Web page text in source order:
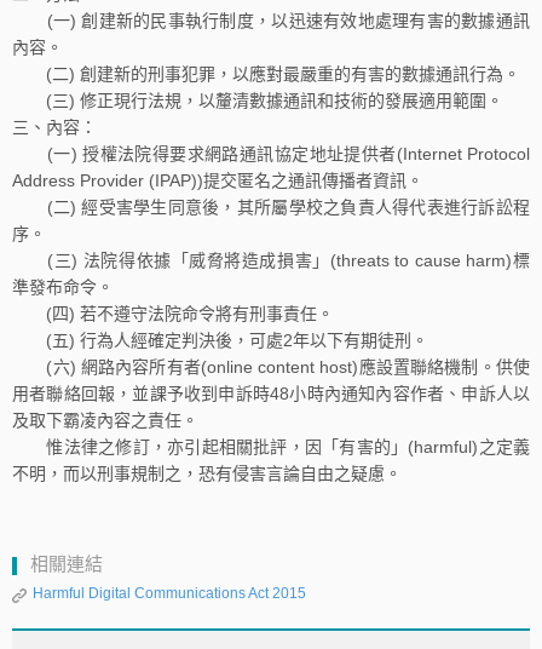
(一) 創建新的民事執行制度，以迅速有效地處理有害的數據通訊
內容。
(二) 創建新的刑事犯罪，以應對最嚴重的有害的數據通訊行為。
(三) 修正現行法規，以釐清數據通訊和技術的發展適用範圍。
三、內容：
(一) 授權法院得要求網路通訊協定地址提供者(Internet Protocol
Address Provider (IPAP))提交匿名之通訊傳播者資訊。
(二) 經受害學生同意後，其所屬學校之負責人得代表進行訴訟程
序。
(三) 法院得依據「威脅將造成損害」(threats to cause harm)標
準發布命令。
(四) 若不遵守法院命令將有刑事責任。
(五) 行為人經確定判決後，可處2年以下有期徒刑。
(六) 網路內容所有者(online content host)應設置聯絡機制。供使
用者聯絡回報，並課予收到申訴時48小時內通知內容作者、申訴人以
及取下霸凌內容之責任。
惟法律之修訂，亦引起相關批評，因「有害的」(harmful)之定義
不明，而以刑事規制之，恐有侵害言論自由之疑慮。
相關連結
Harmful Digital Communications Act 2015